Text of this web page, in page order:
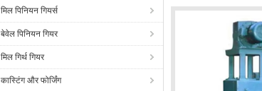
मिल पिनियन गियर्स
बेवेल पिनियन गियर
मिल गिर्थ गियर
कास्टिंग और फोर्जिंग